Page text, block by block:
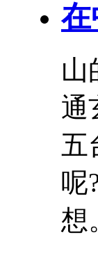
在
山
通
五
呢
想